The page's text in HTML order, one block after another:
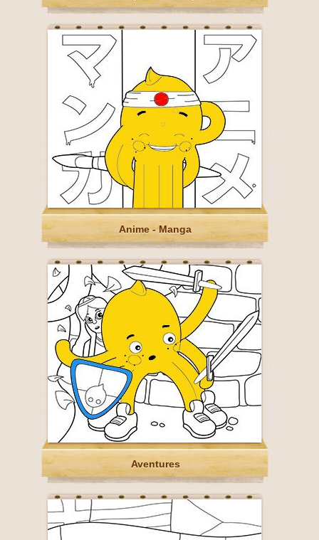
Anime - Manga
Aventures